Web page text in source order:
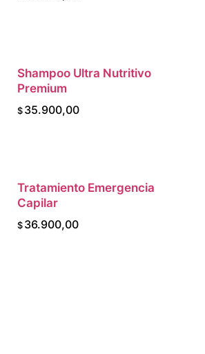
AGREGAR AL CARRITO
Shampoo Ultra Nutritivo
Premium
$ 35.900,00
AGREGAR AL CARRITO
Tratamiento Emergencia
Capilar
$ 36.900,00